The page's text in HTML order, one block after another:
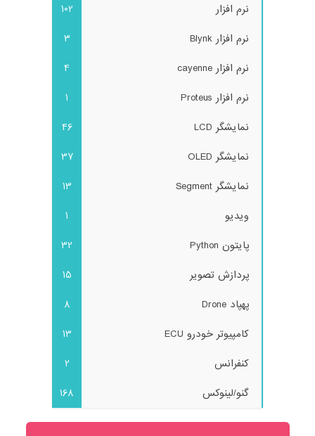
نرم افزار
102
نرم افزار Blynk
3
نرم افزار cayenne
4
نرم افزار Proteus
1
نمایشگر LCD
46
نمایشگر OLED
37
نمایشگر Segment
13
ویدیو
1
پایتون Python
32
پردازش تصویر
15
پهپاد Drone
8
کامپیوتر خودرو ECU
13
کنفرانس
2
گنو/لینوکس
168